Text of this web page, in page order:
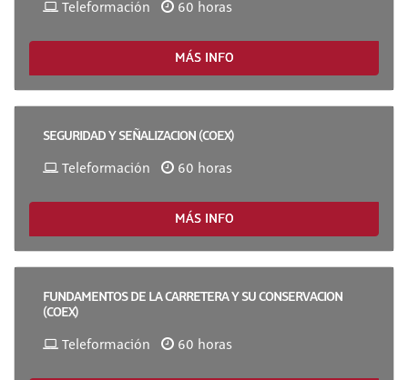
Teleformación 60 horas
MÁS INFO
SEGURIDAD Y SEÑALIZACION (COEX)
Teleformación 60 horas
MÁS INFO
FUNDAMENTOS DE LA CARRETERA Y SU CONSERVACION
(COEX)
Teleformación 60 horas